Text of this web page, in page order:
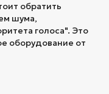
обратить
шума,
голоса". Это
оборудование от